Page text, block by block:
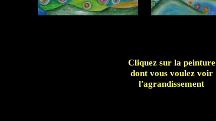
Cliquez sur la peinture
dont vous voulez voir
l'agrandissement